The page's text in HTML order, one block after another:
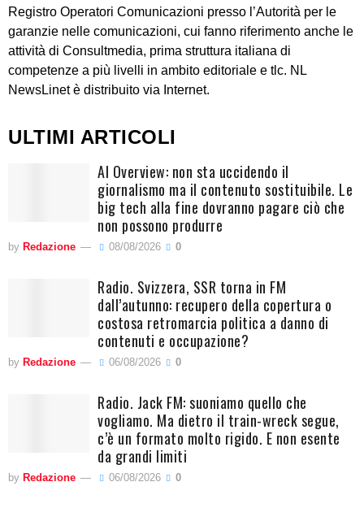
Registro Operatori Comunicazioni presso l’Autorità per le
garanzie nelle comunicazioni, cui fanno riferimento anche le
attività di Consultmedia, prima struttura italiana di
competenze a più livelli in ambito editoriale e tlc. NL
NewsLinet è distribuito via Internet.
ULTIMI ARTICOLI
AI Overview: non sta uccidendo il
giornalismo ma il contenuto sostituibile. Le
big tech alla fine dovranno pagare ciò che
non possono produrre
by Redazione 08/08/2026 0
Radio. Svizzera, SSR torna in FM
dall’autunno: recupero della copertura o
costosa retromarcia politica a danno di
contenuti e occupazione?
by Redazione 06/08/2026 0
Radio. Jack FM: suoniamo quello che
vogliamo. Ma dietro il train-wreck segue,
c’è un formato molto rigido. E non esente
da grandi limiti
by Redazione 06/08/2026 0